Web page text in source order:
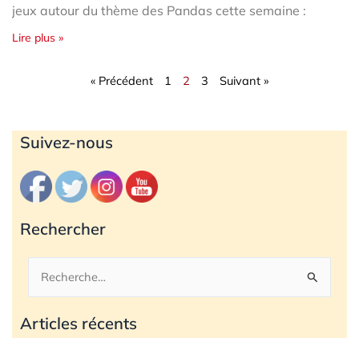
jeux autour du thème des Pandas cette semaine :
Lire plus »
« Précédent 1 2 3 Suivant »
Suivez-nous
Rechercher
Rechercher :
Articles récents
Archives